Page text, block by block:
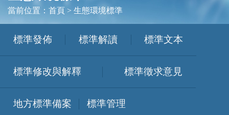
當前位置： 首頁> 生態環境標準
標準發佈 標準解讀 標準文本
標準修改與解釋 標準徵求意見
地方標準備案 標準管理